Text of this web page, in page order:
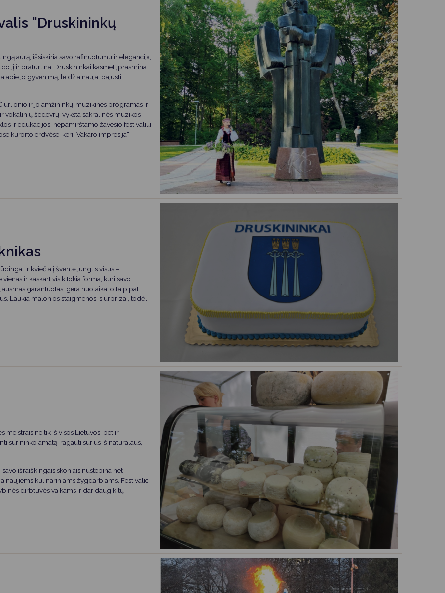
"Druskininkų
aurą, išsiskiria savo rafinuotumu ir elegancija,
jį ir praturtina. Druskininkai kasmet įprasmina
apie jo gyvenimą, leidžia naujai pajusti
ir jo amžininkų muzikines programas ir
vokalinių šedevrų, vyksta sakralinės muzikos
ir edukacijos, nepamirštamo žavesio festivaliui
kurorto erdvėse, keri „Vakaro impresija“
ir kviečia į šventę jungtis visus –
ir kaskart vis kitokia forma, kuri savo
garantuotas, gera nuotaika, o taip pat
Laukia malonios staigmenos, siurprizai, todėl
meistrais ne tik iš visos Lietuvos, bet ir
sūrininko amatą, ragauti sūrius iš natūralaus,
išraiškingais skoniais nustebina net
naujiems kulinariniams žygdarbiams. Festivalio
dirbtuvės vaikams ir dar daug kitų